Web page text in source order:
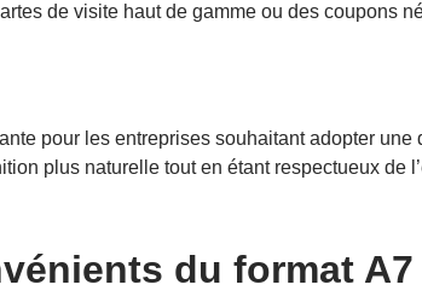
de visite haut de gamme ou des coupons
pour les entreprises souhaitant adopter
plus naturelle tout en étant respectueux de
du format A7